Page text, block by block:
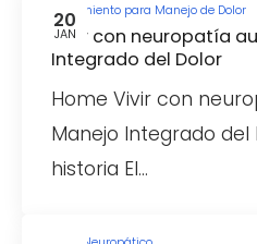
20
JAN
Tratamiento para Manejo de Dolor
Vivir con neuropatía
Integrado del Dolor
Home Vivir con
Manejo Integrado
historia El…